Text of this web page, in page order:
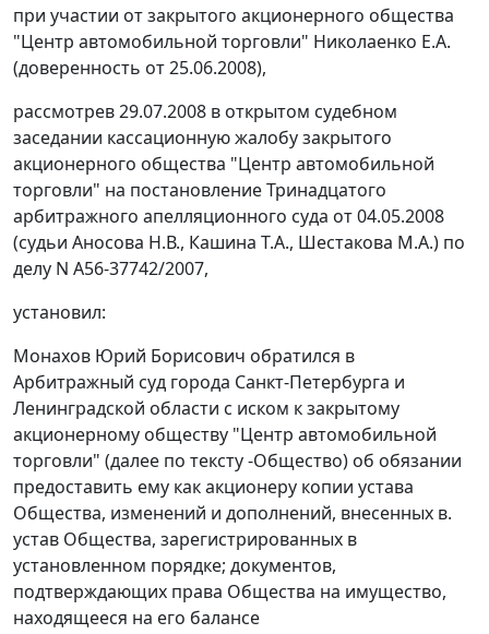
при участии от закрытого акционерного общества
"Центр автомобильной торговли" Николаенко Е.А.
(доверенность от 25.06.2008),
рассмотрев 29.07.2008 в открытом судебном
заседании кассационную жалобу закрытого
акционерного общества "Центр автомобильной
торговли" на постановление Тринадцатого
арбитражного апелляционного суда от 04.05.2008
(судьи Аносова Н.В., Кашина Т.А., Шестакова М.А.) по
делу N А56-37742/2007,
установил:
Монахов Юрий Борисович обратился в
Арбитражный суд города Санкт-Петербурга и
Ленинградской области с иском к закрытому
акционерному обществу "Центр автомобильной
торговли" (далее по тексту -Общество) об обязании
предоставить ему как акционеру копии устава
Общества, изменений и дополнений, внесенных в.
устав Общества, зарегистрированных в
установленном порядке; документов,
подтверждающих права Общества на имущество,
находящееся на его балансе